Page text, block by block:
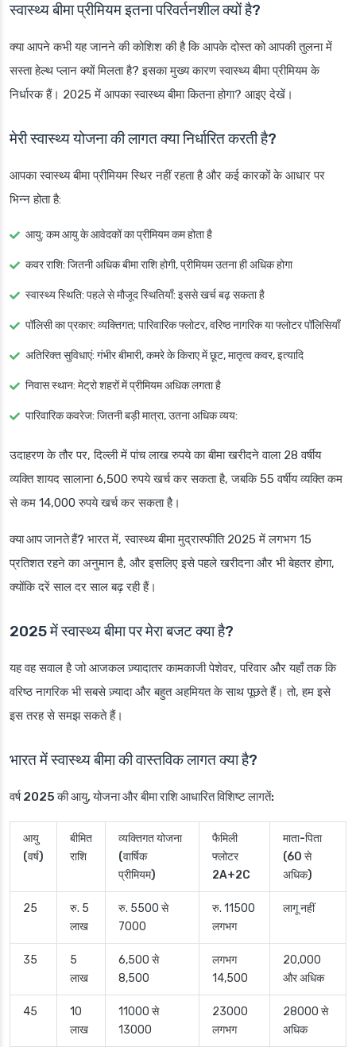
स्वास्थ्य बीमा प्रीमियम इतना परिवर्तनशील क्यों है?
क्या आपने कभी यह जानने की कोशिश की है कि आपके दोस्त को आपकी तुलना में
सस्ता हेल्थ प्लान क्यों मिलता है? इसका मुख्य कारण स्वास्थ्य बीमा प्रीमियम के
निर्धारक हैं। 2025 में आपका स्वास्थ्य बीमा कितना होगा? आइए देखें।
मेरी स्वास्थ्य योजना की लागत क्या निर्धारित करती है?
आपका स्वास्थ्य बीमा प्रीमियम स्थिर नहीं रहता है और कई कारकों के आधार पर
भिन्न होता है:
आयु: कम आयु के आवेदकों का प्रीमियम कम होता है
कवर राशि: जितनी अधिक बीमा राशि होगी, प्रीमियम उतना ही अधिक होगा
स्वास्थ्य स्थिति: पहले से मौजूद स्थितियाँ: इससे खर्च बढ़ सकता है
पॉलिसी का प्रकार: व्यक्तिगत; पारिवारिक फ्लोटर, वरिष्ठ नागरिक या फ्लोटर पॉलिसियाँ
अतिरिक्त सुविधाएं: गंभीर बीमारी, कमरे के किराए में छूट, मातृत्व कवर, इत्यादि
निवास स्थान: मेट्रो शहरों में प्रीमियम अधिक लगता है
पारिवारिक कवरेज: जितनी बड़ी मात्रा, उतना अधिक व्यय:
उदाहरण के तौर पर, दिल्ली में पांच लाख रुपये का बीमा खरीदने वाला 28 वर्षीय
व्यक्ति शायद सालाना 6,500 रुपये खर्च कर सकता है, जबकि 55 वर्षीय व्यक्ति कम
से कम 14,000 रुपये खर्च कर सकता है।
क्या आप जानते हैं? भारत में, स्वास्थ्य बीमा मुद्रास्फीति 2025 में लगभग 15
प्रतिशत रहने का अनुमान है, और इसलिए इसे पहले खरीदना और भी बेहतर होगा,
क्योंकि दरें साल दर साल बढ़ रही हैं।
2025 में स्वास्थ्य बीमा पर मेरा बजट क्या है?
यह वह सवाल है जो आजकल ज़्यादातर कामकाजी पेशेवर, परिवार और यहाँ तक कि
वरिष्ठ नागरिक भी सबसे ज़्यादा और बहुत अहमियत के साथ पूछते हैं। तो, हम इसे
इस तरह से समझ सकते हैं।
भारत में स्वास्थ्य बीमा की वास्तविक लागत क्या है?
वर्ष 2025 की आयु, योजना और बीमा राशि आधारित विशिष्ट लागतें:
आयु
(वर्ष)
बीमित
राशि
व्यक्तिगत योजना
(वार्षिक
प्रीमियम)
फैमिली
फ्लोटर
2A+2C
माता-पिता
(60 से
अधिक)
25
रु. 5
लाख
रु. 5500 से
7000
रु. 11500
लगभग
लागू नहीं
35
5
लाख
6,500 से
8,500
लगभग
14,500
20,000
और अधिक
45
10
लाख
11000 से
13000
23000
लगभग
28000 से
अधिक